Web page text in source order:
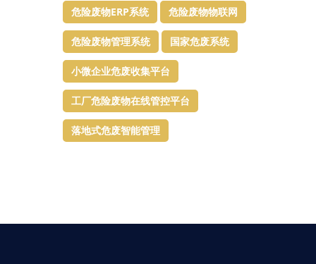
危险废物ERP系统 危险废物物联网
危险废物管理系统 国家危废系统
小微企业危废收集平台
工厂危险废物在线管控平台
落地式危废智能管理